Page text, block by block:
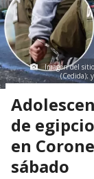
Imagen del
(Cedida);
de
en
sábado